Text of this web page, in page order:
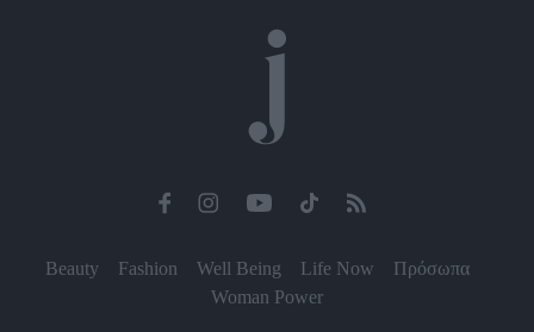
Beauty Fashion Well Being Life Now
Πρόσωπα
Woman Power